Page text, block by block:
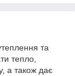
та
тепло,
а також дає